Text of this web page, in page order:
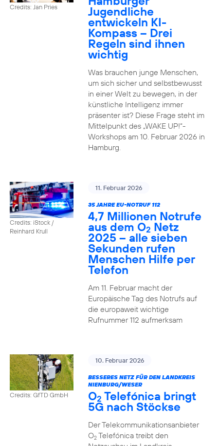
Credits: Jan Pries Jugendliche
entwickeln KI-
Kompass – Drei
Regeln sind ihnen
wichtig
Was brauchen junge Menschen,
um sich sicher und selbstbewusst
in einer Welt zu bewegen, in der
künstliche Intelligenz immer
präsenter ist? Diese Frage steht im
Mittelpunkt des „WAKE UP!“-
Workshops am 10. Februar 2026 in
Hamburg.
Credits: iStock /
Reinhard Krull
11. Februar 2026
35 JAHRE EU-NOTRUF 112
4,7 Millionen Notrufe
aus dem O2 Netz
2025 – alle sieben
Sekunden rufen
Menschen Hilfe per
Telefon
Am 11. Februar macht der
Europäische Tag des Notrufs auf
die europaweit wichtige
Rufnummer 112 aufmerksam
Credits: GfTD GmbH
10. Februar 2026
BESSERES NETZ FÜR DEN LANDKREIS
NIENBURG/WESER
O2 Telefónica bringt
5G nach Stöckse
Der Telekommunikationsanbieter
O2Telefónica treibt den